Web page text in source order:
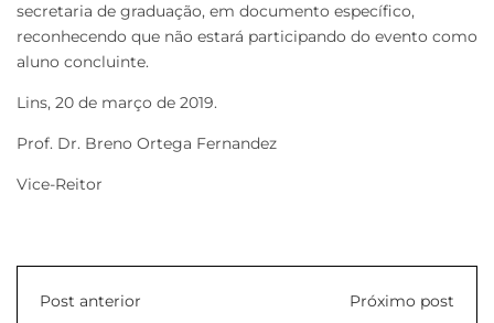
secretaria de graduação, em documento específico,
reconhecendo que não estará participando do evento como
aluno concluinte.
Lins, 20 de março de 2019.
Prof. Dr. Breno Ortega Fernandez
Vice-Reitor
Post anterior Próximo post